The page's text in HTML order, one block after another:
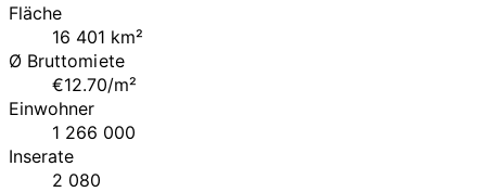
Fläche
16 401 km²
Ø Bruttomiete
€12.70/m²
Einwohner
1 266 000
Inserate
2 080